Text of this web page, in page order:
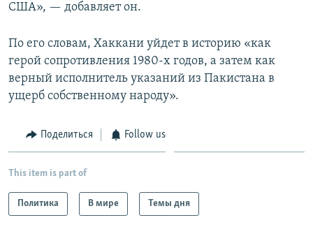
США», — добавляет он.
По его словам, Хаккани уйдет в историю «как
герой сопротивления 1980-х годов, а затем как
верный исполнитель указаний из Пакистана в
ущерб собственному народу».
Поделиться Follow us
This item is part of
Политика В мире Темы дня